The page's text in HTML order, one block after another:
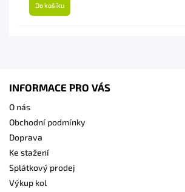
Do košíku
INFORMACE PRO VÁS
O nás
Obchodní podmínky
Doprava
Ke stažení
Splátkový prodej
Výkup kol